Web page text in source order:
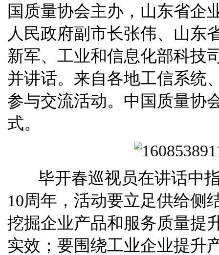
国质量协会主办，山东省企
人民政府副市长张伟、山东
新军、工业和信息化部科技
并讲话。来自各地工信系统
参与交流活动。中国质量协
式。
毕开春巡视员在讲话中
10周年，活动要立足供给侧
挖掘企业产品和服务质量提
实效；要围绕工业企业提升